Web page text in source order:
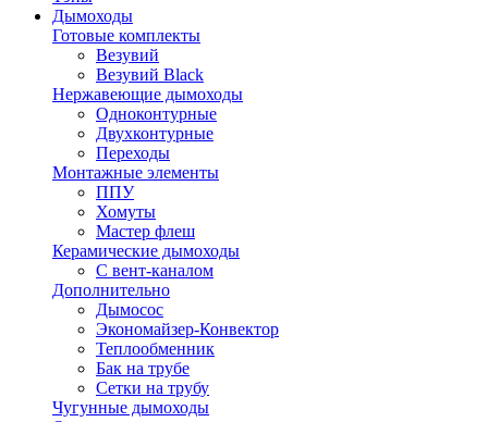
Дымоходы
Готовые комплекты
Везувий
Везувий Black
Нержавеющие дымоходы
Одноконтурные
Двухконтурные
Переходы
Монтажные элементы
ППУ
Хомуты
Мастер флеш
Керамические дымоходы
С вент-каналом
Дополнительно
Дымосос
Экономайзер-Конвектор
Теплообменник
Бак на трубе
Сетки на трубу
Чугунные дымоходы